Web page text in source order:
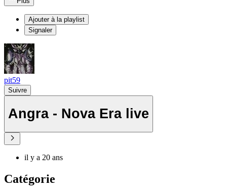
Ajouter à la playlist
Signaler
pit59
Suivre
Angra - Nova Era live
il y a 20 ans
Catégorie